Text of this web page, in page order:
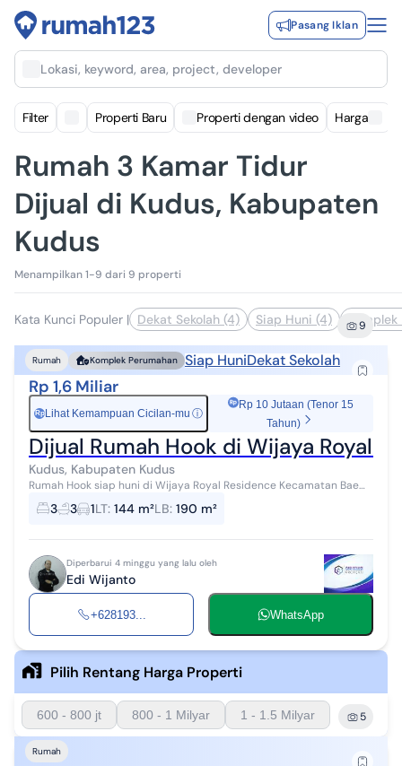
Pasang Iklan
Lokasi, keyword, area, project, developer
Filter Properti Baru Properti dengan video Harga
Rumah 3 Kamar Tidur
Dijual di Kudus, Kabupaten
Kudus
Menampilkan 1-9 dari 9 properti
Kata Kunci Populer | Dekat Sekolah (4) Siap Huni (4) Komplek
9
Rumah Komplek Perumahan Siap HuniDekat Sekolah
Rp 1,6 Miliar
Rp Lihat Kemampuan Cicilan-mu ⓘ
Rp 10 Jutaan (Tenor 15
Tahun)
Dijual Rumah Hook di Wijaya Royal
Kudus, Kabupaten Kudus
Rumah Hook siap huni di Wijaya Royal Residence Kecamatan Bae
Kabupaten Kudus - LT 144 m2 ( 12 x 12 ) - LB 190 m2 - KT 3+1 - KM 3 -
Hadap Utara...
3 3 1LT: 144 m²LB: 190 m²
Diperbarui 4 minggu yang lalu oleh
Edi Wijanto
+628193... WhatsApp
Pilih Rentang Harga Properti
600 - 800 jt 800 - 1 Milyar 1 - 1.5 Milyar 5
Rumah